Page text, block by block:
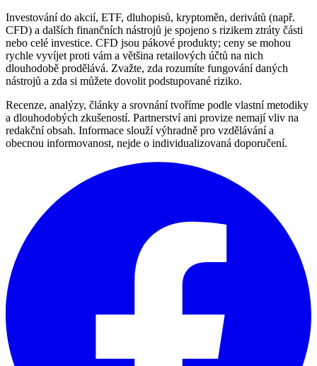
Investování do akcií, ETF, dluhopisů, kryptoměn, derivátů (např.
CFD) a dalších finančních nástrojů je spojeno s rizikem ztráty části
nebo celé investice. CFD jsou pákové produkty; ceny se mohou
rychle vyvíjet proti vám a většina retailových účtů na nich
dlouhodobě prodělává. Zvažte, zda rozumíte fungování daných
nástrojů a zda si můžete dovolit podstupované riziko.
Recenze, analýzy, články a srovnání tvoříme podle vlastní metodiky
a dlouhodobých zkušeností. Partnerství ani provize nemají vliv na
redakční obsah. Informace slouží výhradně pro vzdělávání a
obecnou informovanost, nejde o individualizovaná doporučení.